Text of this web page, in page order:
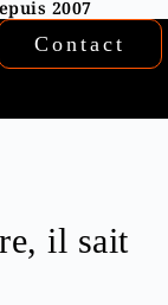
2007
Contact
il sait